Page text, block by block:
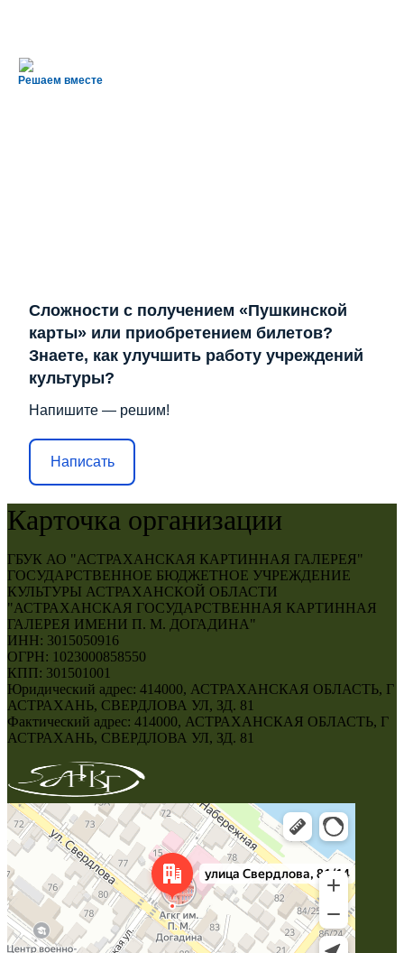
Решаем вместе
Сложности с получением «Пушкинской
карты» или приобретением билетов?
Знаете, как улучшить работу учреждений
культуры?
Напишите — решим!
Написать
Карточка организации
ГБУК АО "АСТРАХАНСКАЯ КАРТИННАЯ ГАЛЕРЕЯ"
ГОСУДАРСТВЕННОЕ БЮДЖЕТНОЕ УЧРЕЖДЕНИЕ
КУЛЬТУРЫ АСТРАХАНСКОЙ ОБЛАСТИ
"АСТРАХАНСКАЯ ГОСУДАРСТВЕННАЯ КАРТИННАЯ
ГАЛЕРЕЯ ИМЕНИ П. М. ДОГАДИНА"
ИНН: 3015050916
ОГРН: 1023000858550
КПП: 301501001
Юридический адрес: 414000, АСТРАХАНСКАЯ ОБЛАСТЬ, Г
АСТРАХАНЬ, СВЕРДЛОВА УЛ, ЗД. 81
Фактический адрес: 414000, АСТРАХАНСКАЯ ОБЛАСТЬ, Г
АСТРАХАНЬ, СВЕРДЛОВА УЛ, ЗД. 81